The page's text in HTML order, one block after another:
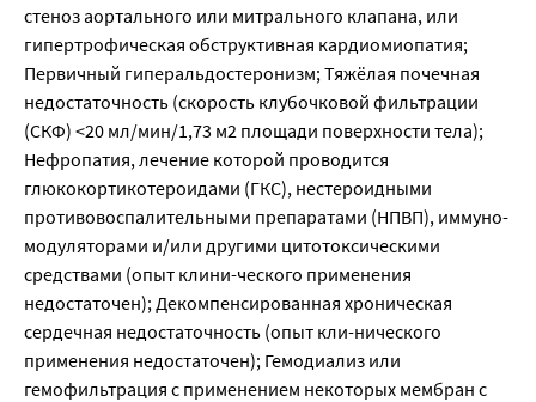
стеноз аортального или митрального клапана, или
гипертрофическая обструктивная кардиомиопатия;
Первичный гиперальдостеронизм; Тяжёлая почечная
недостаточность (скорость клубочковой фильтрации
(СКФ) <20 мл/мин/1,73 м2 площади поверхности тела);
Нефропатия, лечение которой проводится
глюкокортикотероидами (ГКС), нестероидными
противовоспалительными препаратами (НПВП), иммуно-
модуляторами и/или другими цитотоксическими
средствами (опыт клини-ческого применения
недостаточен); Декомпенсированная хроническая
сердечная недостаточность (опыт кли-нического
применения недостаточен); Гемодиализ или
гемофильтрация с применением некоторых мембран с